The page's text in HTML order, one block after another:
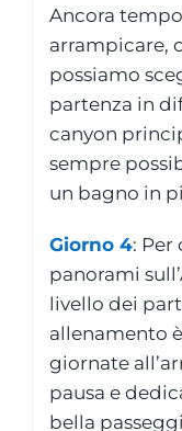
Ancora
arrampicare,
possiamo
partenza in
canyon
sempre
un bagno in
Giorno 4: Per
panorami
livello dei
allenamento
giornate
pausa e
bella